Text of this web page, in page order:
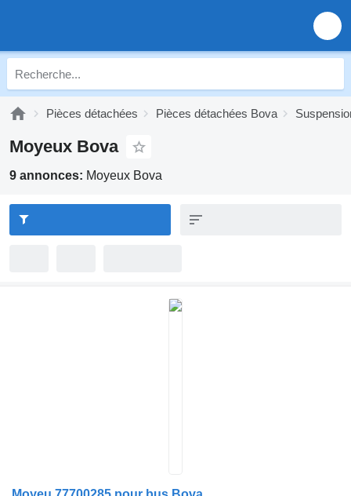
Pièces détachées Pièces détachées Bova
Moyeux Bova
9 annonces: Moyeux Bova